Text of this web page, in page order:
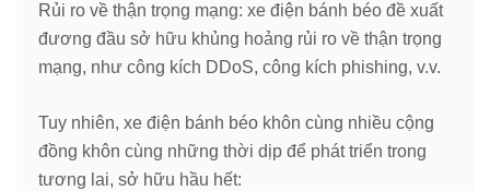
Rủi ro về thận trọng mạng: xe điện bánh béo đề xuất
đương đầu sở hữu khủng hoảng rủi ro về thận trọng
mạng, như công kích DDoS, công kích phishing, v.v.
Tuy nhiên, xe điện bánh béo khôn cùng nhiều cộng
đồng khôn cùng những thời dịp để phát triển trong
tương lai, sở hữu hầu hết: